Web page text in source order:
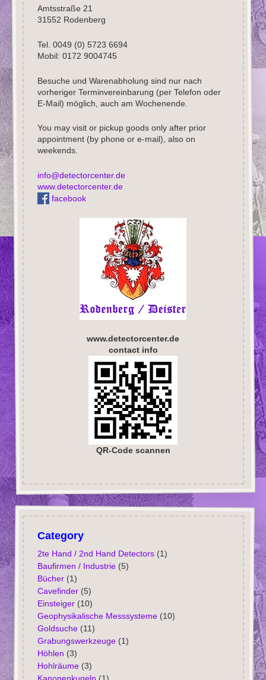
Amtsstraße 21
31552 Rodenberg
Tel. 0049 (0) 5723 6694
Mobil: 0172 9004745
Besuche und Warenabholung sind nur nach
vorheriger Terminvereinbarung (per Telefon oder
E-Mail) möglich, auch am Wochenende.
You may visit or pickup goods only after prior
appointment (by phone or e-mail), also on
weekends.
info@detectorcenter.de
www.detectorcenter.de
facebook
www.detectorcenter.de
contact info
QR-Code scannen
Category
2te Hand / 2nd Hand Detectors(1)
Baufirmen / Industrie(5)
Bücher(1)
Cavefinder(5)
Einsteiger(10)
Geophysikalische Messsysteme(10)
Goldsuche(11)
Grabungswerkzeuge(1)
Höhlen (3)
Hohlräume(3)